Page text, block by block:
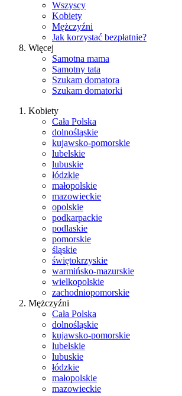
Wszyscy
Kobiety
Mężczyźni
Jak korzystać bezpłatnie?
Więcej
Samotna mama
Samotny tata
Szukam domatora
Szukam domatorki
Kobiety
Cała Polska
dolnośląskie
kujawsko-pomorskie
lubelskie
lubuskie
łódzkie
małopolskie
mazowieckie
opolskie
podkarpackie
podlaskie
pomorskie
śląskie
świętokrzyskie
warmińsko-mazurskie
wielkopolskie
zachodniopomorskie
Mężczyźni
Cała Polska
dolnośląskie
kujawsko-pomorskie
lubelskie
lubuskie
łódzkie
małopolskie
mazowieckie